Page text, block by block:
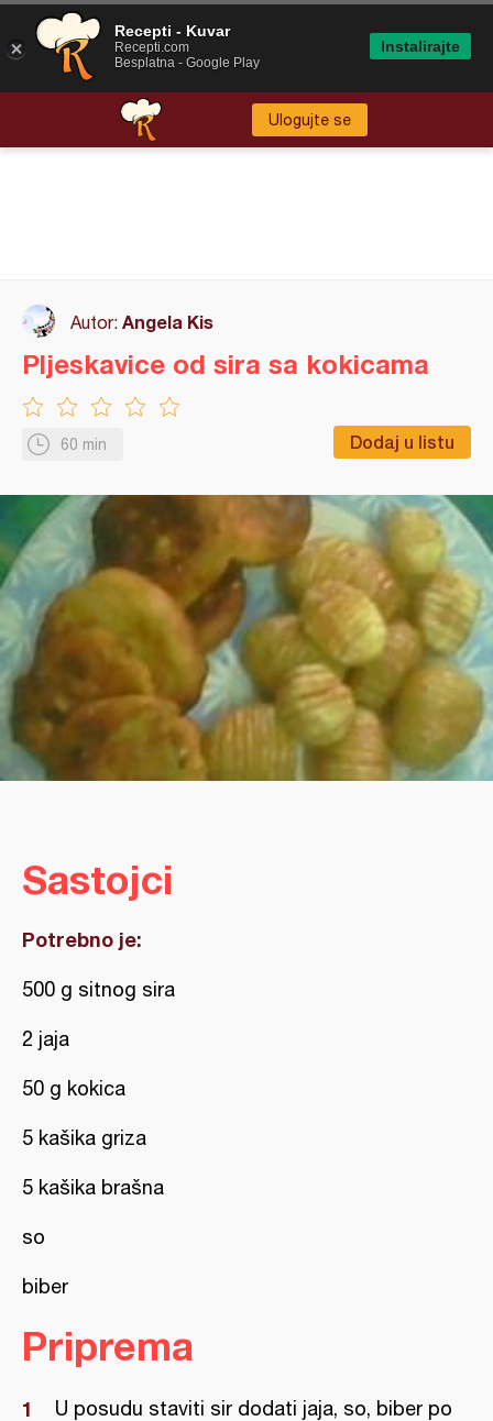
Ulogujte se
Autor: Angela Kis
60 min Dodaj u listu
Pljeskavice od sira sa kokicama
Sastojci
Potrebno je:
500 g sitnog sira
2 jaja
50 g kokica
5 kašika griza
5 kašika brašna
so
biber
Priprema
U posudu staviti sir dodati jaja, so, biber po
Recepti - Kuvar
Recepti.com
Besplatna - Google Play
Instalirajte